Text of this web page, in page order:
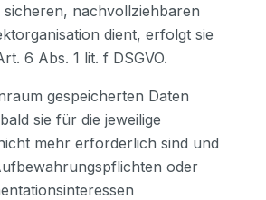
nachvollziehbaren
dient, erfolgt sie
6 Abs. 1 lit. f DSGVO.
gespeicherten Daten
sie für die jeweilige
mehr erforderlich sind und
oder